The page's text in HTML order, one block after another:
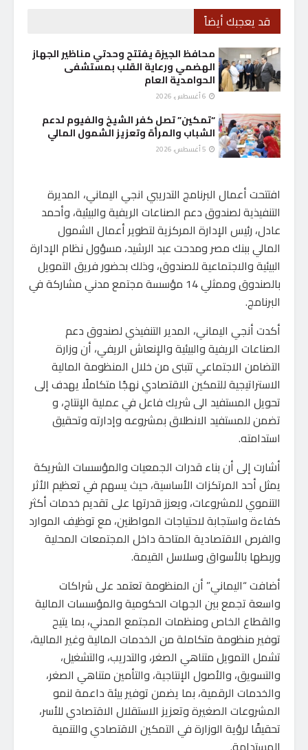
قد يعجبك أيضاً
محافظ الجيزة يفتتح وحدتي مناظير الجهاز
الهضمي ورعاية القلب بمستشفى
الحوامدية العام
“تمكين” تصل كفر الشيخ والفيوم لدعم
الشباب والمرأة وتعزيز الشمول المالي
افتتحت أعمال البرنامج التدريبي انجي اليماني، المديرة
التنفيذية لصندوق دعم الصناعات الريفية والبيئية، وأحمد
عادل، رئيس الإدارة المركزية لتطوير أعمال الشمول
المالي ببنك مصر ومدحت عبد الرشيد، مسؤول نظام الإدارة
البيئية والاجتماعية للصندوق، وذلك بحضور فريق التمويل
بالصندوق وممثلي 14 مؤسسة مجتمع مدني مشاركة في
البرنامج.
أكدت أنجي اليماني، المدير التنفيذي لصندوق دعم
الصناعات الريفية والبيئية والإنعاش الريفي، أن وزارة
التضامن الاجتماعي تتبنى من خلال المنظومة المالية
الاستراتيجية للتمكين الاقتصادي نهجًا متكاملًا يهدف إلى
تحويل المستفيد الى شريك فاعل في عملية الإنتاج، و
تضمن للمستفيد الانطلاق بمشروعه وإدارته وتحقيق
استدامته.
أشارت إلى أن بناء قدرات الجمعيات والمؤسسات الشريكة
يمثل أحد المرتكزات الأساسية، حيث يسهم في تعظيم الأثر
التنموي للمشروعات، ويعزز قدرتها على تقديم خدمات أكثر
كفاءة واستجابة لاحتياجات المواطنين، مع توظيف الموارد
والفرص الاقتصادية المتاحة داخل المجتمعات المحلية
وربطها بالأسواق وسلاسل القيمة.
أضافت “اليماني” أن المنظومة تعتمد على شراكات
واسعة تجمع بين الجهات الحكومية والمؤسسات المالية
والقطاع الخاص ومنظمات المجتمع المدني، بما يتيح
توفير منظومة متكاملة من الخدمات المالية وغير المالية،
تشمل التمويل متناهي الصغر، والتدريب، والتشغيل،
والتسويق، والأصول الإنتاجية، والتأمين متناهي الصغر،
والخدمات الرقمية، بما يضمن توفير بيئة داعمة لنمو
المشروعات الصغيرة وتعزيز الاستقلال الاقتصادي للأسر،
تحقيقًا لرؤية الوزارة في التمكين الاقتصادي والتنمية